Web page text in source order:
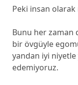
Peki insan
Bunu her zaman
bir övgüyle
yandan iyi niyetle
edemiyoruz.